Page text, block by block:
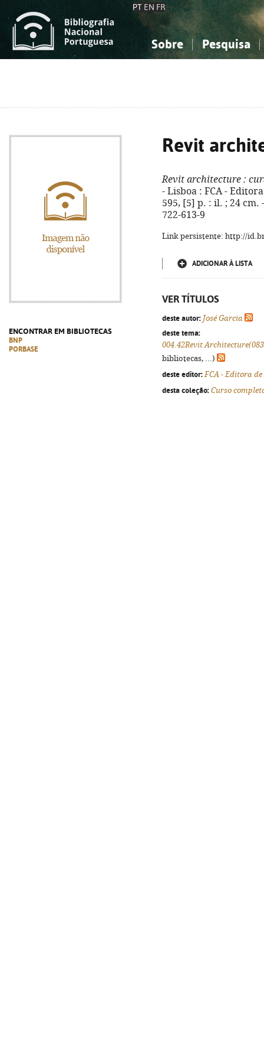
PT EN FR
Sobre Pesquisa
ENCONTRAR EM BIBLIOTECAS
BNP
PORBASE
Revit
Revit architecture :
- Lisboa : FCA -
595, [5] p. : il. ; 24 cm.
722-613-9
Link persistente: http://
ADICIONAR À LISTA
VER TÍTULOS
deste autor: José Garcia
deste tema:
004.42Revit
bibliotecas, ...)
deste editor: FCA - Editora
desta coleção: Curso